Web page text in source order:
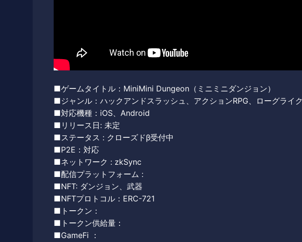
■ゲームタイトル：MiniMini Dungeon（ミニミニダンジョン）
■ジャンル：ハックアンドスラッシュ、アクションRPG、ローグライク
■対応機種：iOS、Android
■リリース日: 未定
■ステータス : クローズドβ受付中
■P2E：対応
■ネットワーク : zkSync
■配信プラットフォーム :
■NFT: ダンジョン、武器
■NFTプロトコル：ERC-721
■トークン：
■トークン供給量：
■GameFi ：